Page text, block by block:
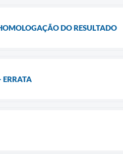
DO RESULTADO
ERRATA